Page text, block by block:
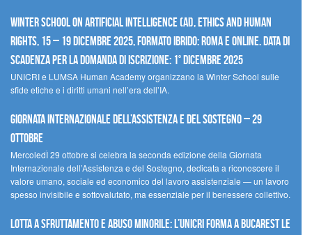
Winter School on Artificial Intelligence (AI), Ethics and Human
Rights, 15 – 19 dicembre 2025, Formato Ibrido: Roma e online. Data di
scadenza per la domanda di iscrizione: 1° dicembre 2025
UNICRI e LUMSA Human Academy organizzano la Winter School sulle
sfide etiche e i diritti umani nell’era dell’IA.
Giornata internazionale dell’assistenza e del sostegno – 29
ottobre
MercoledÌ 29 ottobre si celebra la seconda edizione della Giornata
Internazionale dell’Assistenza e del Sostegno, dedicata a riconoscere il
valore umano, sociale ed economico del lavoro assistenziale — un lavoro
spesso invisibile e sottovalutato, ma essenziale per il benessere collettivo.
Lotta a sfruttamento e abuso minorile: l’UNICRI forma a Bucarest le